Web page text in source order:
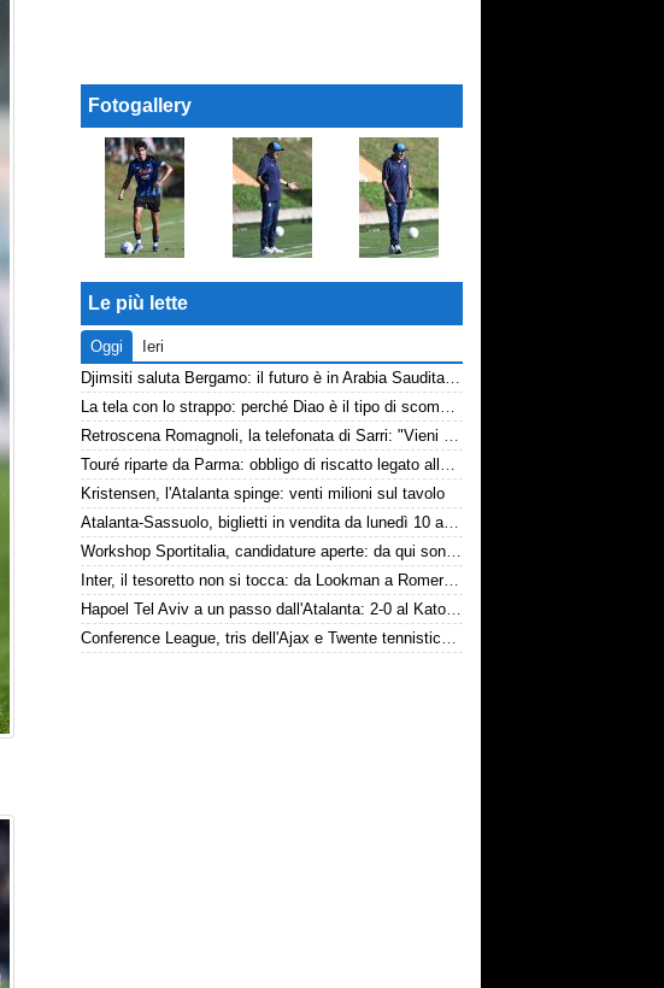
Fotogallery
Le più lette
Oggi
Ieri
Djimsiti saluta Bergamo: il futuro è in Arabia Saudita! Tre milioni e firma biennale
La tela con lo strappo: perché Diao è il tipo di scommessa che Giuntoli ama
Retroscena Romagnoli, la telefonata di Sarri: "Vieni con me a Bergamo"
Touré riparte da Parma: obbligo di riscatto legato alla salvezza
Kristensen, l'Atalanta spinge: venti milioni sul tavolo
Atalanta-Sassuolo, biglietti in vendita da lunedì 10 agosto
Workshop Sportitalia, candidature aperte: da qui sono passate firme di Serie A
Inter, il tesoretto non si tocca: da Lookman a Romero, un anno di rinunce
Hapoel Tel Aviv a un passo dall'Atalanta: 2-0 al Katowice
Conference League, tris dell'Ajax e Twente tennistico con gol di Pjaca